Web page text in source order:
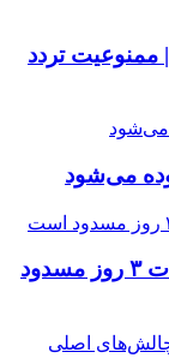
تردد
جاده چالوس از فردا یکشنبه به مدت ۳ روز مسدود